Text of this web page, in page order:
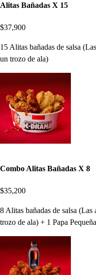
Alitas Bañadas X 15
$37,900
15 Alitas bañadas de salsa
un trozo de ala)
Combo Alitas Bañadas X 8
$35,200
8 Alitas bañadas de salsa
trozo de ala) + 1 Papa